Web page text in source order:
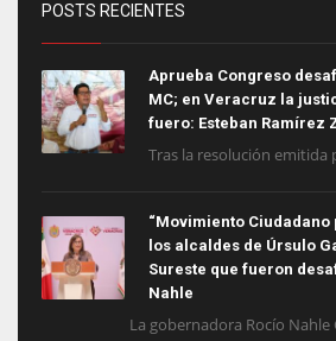
POSTS RECIENTES
Aprueba Congreso
MC; en Veracruz la
fuero: Esteban Ramírez
Tras la resolución emitida
“Movimiento
los alcaldes de Úrsulo
Sureste que fueron
Nahle
La gobernadora Rocío Nahle